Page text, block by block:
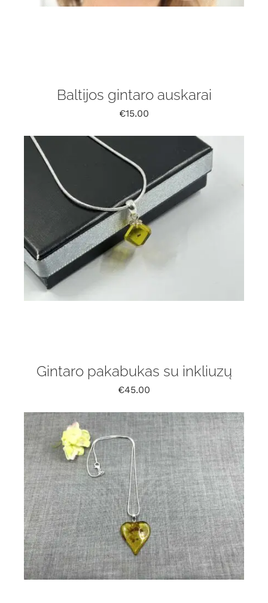
Baltijos gintaro auskarai
€15.00
Gintaro pakabukas su inkliuzų
€45.00